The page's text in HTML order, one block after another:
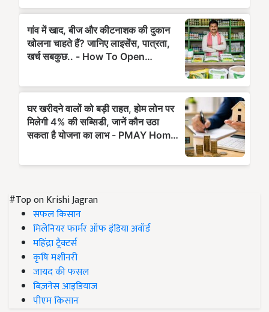
#Top on Krishi Jagran
सफल किसान
मिलेनियर फार्मर ऑफ इंडिया अवॉर्ड
महिंद्रा ट्रैक्टर्स
कृषि मशीनरी
जायद की फसल
बिज़नेस आइडियाज
पीएम किसान